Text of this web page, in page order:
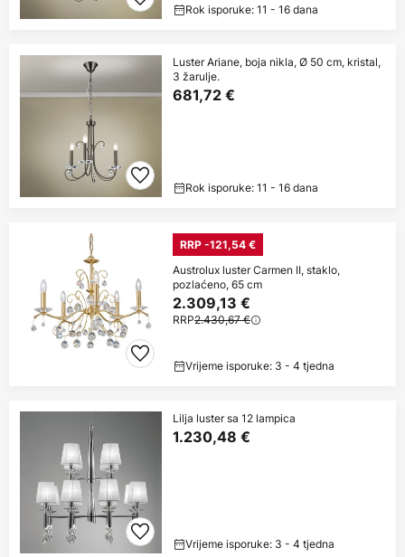
Rok isporuke: 11 - 16 dana
Luster Ariane, boja nikla, Ø 50 cm, kristal,
3 žarulje.
681,72 €
Rok isporuke: 11 - 16 dana
RRP -121,54 €
Austrolux luster Carmen II, staklo,
pozlaćeno, 65 cm
2.309,13 €
RRP2.430,67 €
Vrijeme isporuke: 3 - 4 tjedna
Lilja luster sa 12 lampica
1.230,48 €
Vrijeme isporuke: 3 - 4 tjedna